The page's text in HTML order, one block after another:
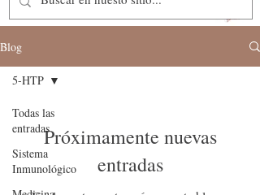
Blog
Todas las
entradas
Sistema
Inmunológico
5-HTP
Próximamente nuevas
entradas